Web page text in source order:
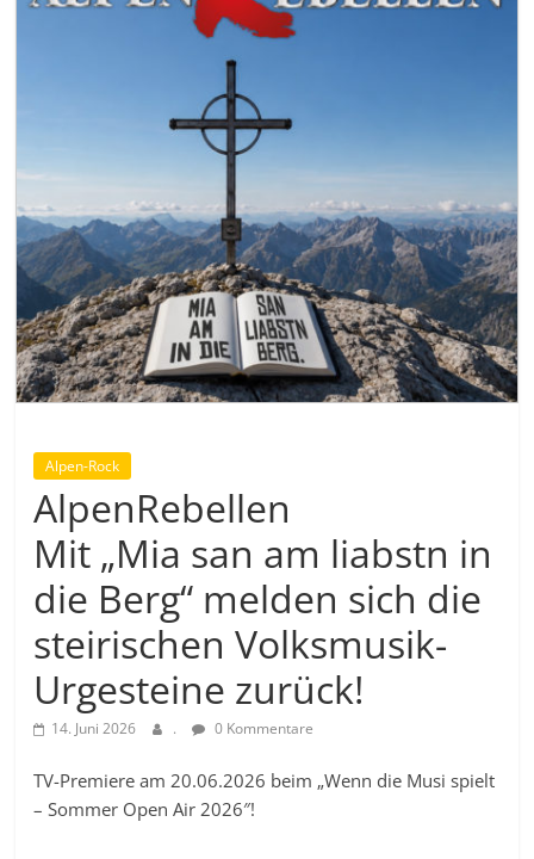
Alpen-Rock
AlpenRebellen
Mit „Mia san am liabstn in
die Berg“ melden sich die
steirischen Volksmusik-
Urgesteine zurück!
14. Juni 2026 . 0 Kommentare
TV-Premiere am 20.06.2026 beim „Wenn die Musi spielt
– Sommer Open Air 2026″!